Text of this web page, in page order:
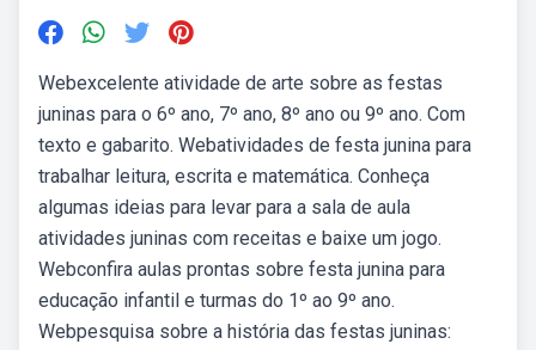
Webexcelente atividade de arte sobre as festas
juninas para o 6º ano, 7º ano, 8º ano ou 9º ano. Com
texto e gabarito. Webatividades de festa junina para
trabalhar leitura, escrita e matemática. Conheça
algumas ideias para levar para a sala de aula
atividades juninas com receitas e baixe um jogo.
Webconfira aulas prontas sobre festa junina para
educação infantil e turmas do 1º ao 9º ano.
Webpesquisa sobre a história das festas juninas: